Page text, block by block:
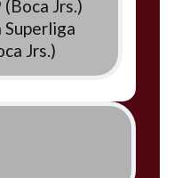
Jrs.)
Superliga
Jrs.)